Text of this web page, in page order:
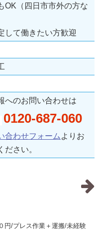
OK（四日市市外の方な
して働きたい方歓迎
へのお問い合わせは
0120-687-060
合わせフォーム よりお
ださい。
/プレス作業＋運搬/未経験